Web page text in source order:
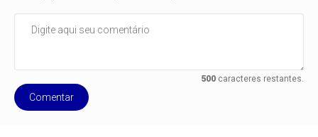
500caracteres restantes.
Comentar